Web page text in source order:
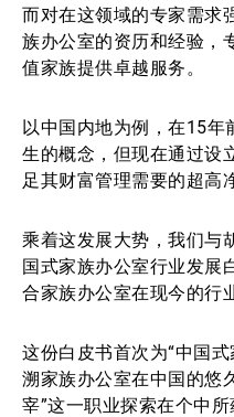
而对在这领域的专家需求
族办公室的资历和经验，
值家族提供卓越服务。
以中国内地为例，在15年
生的概念，但现在通过设
足其财富管理需要的超高
乘着这发展大势，我们与
国式家族办公室行业发展
合家族办公室在现今的行
这份白皮书首次为“中国
溯家族办公室在中国的悠
宰”这一职业探索在个中